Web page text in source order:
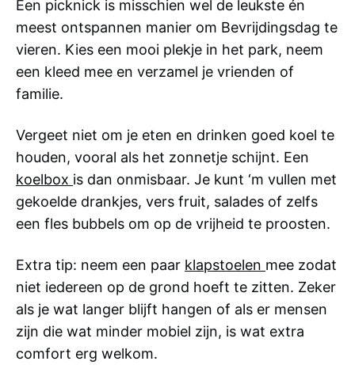
Een picknick is misschien wel de leukste én
meest ontspannen manier om Bevrijdingsdag te
vieren. Kies een mooi plekje in het park, neem
een kleed mee en verzamel je vrienden of
familie.
Vergeet niet om je eten en drinken goed koel te
houden, vooral als het zonnetje schijnt. Een
koelbox is dan onmisbaar. Je kunt ‘m vullen met
gekoelde drankjes, vers fruit, salades of zelfs
een fles bubbels om op de vrijheid te proosten.
Extra tip: neem een paar klapstoelen mee zodat
niet iedereen op de grond hoeft te zitten. Zeker
als je wat langer blijft hangen of als er mensen
zijn die wat minder mobiel zijn, is wat extra
comfort erg welkom.